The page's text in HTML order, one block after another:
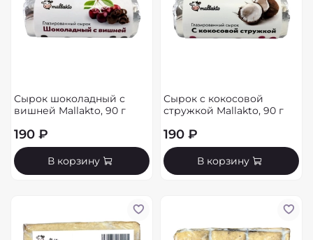
Сырок шоколадный с
вишней Mallakto, 90 г
190 ₽
В корзину
Сырок c кокосовой
стружкой Mallakto, 90 г
190 ₽
В корзину